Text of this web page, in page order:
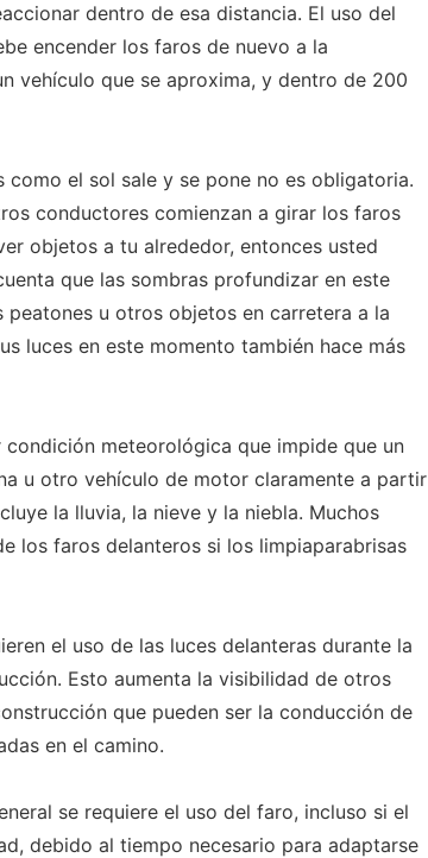
dentro de esa distancia. El uso del
encender los faros de nuevo a la
vehículo que se aproxima, y ​​dentro de 200
el sol sale y se pone no es obligatoria.
conductores comienzan a girar los faros
objetos a tu alrededor, entonces usted
que las sombras profundizar en este
u otros objetos en carretera a la
luces en este momento también hace más
meteorológica que impide que un
u otro vehículo de motor claramente a partir
la lluvia, la nieve y la niebla. Muchos
los faros delanteros si los limpiaparabrisas
el uso de las luces delanteras durante la
Esto aumenta la visibilidad de otros
que pueden ser la conducción de
en el camino.
se requiere el uso del faro, incluso si el
debido al tiempo necesario para adaptarse